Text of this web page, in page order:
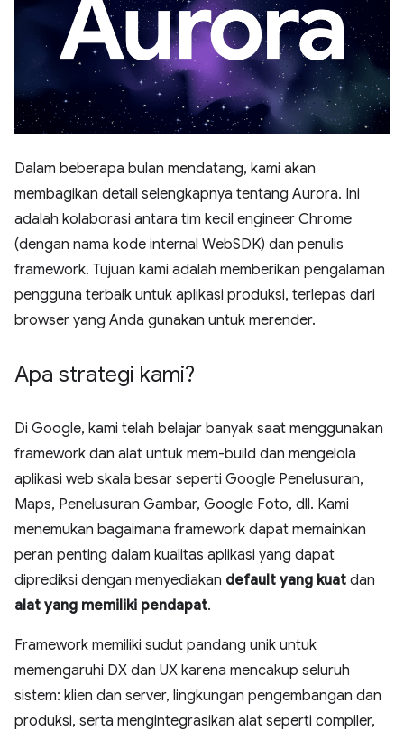
Dalam beberapa bulan mendatang, kami akan
membagikan detail selengkapnya tentang Aurora. Ini
adalah kolaborasi antara tim kecil engineer Chrome
(dengan nama kode internal WebSDK) dan penulis
framework. Tujuan kami adalah memberikan pengalaman
pengguna terbaik untuk aplikasi produksi, terlepas dari
browser yang Anda gunakan untuk merender.
Apa strategi kami?
Di Google, kami telah belajar banyak saat menggunakan
framework dan alat untuk mem-build dan mengelola
aplikasi web skala besar seperti Google Penelusuran,
Maps, Penelusuran Gambar, Google Foto, dll. Kami
menemukan bagaimana framework dapat memainkan
peran penting dalam kualitas aplikasi yang dapat
diprediksi dengan menyediakan default yang kuat dan
alat yang memiliki pendapat.
Framework memiliki sudut pandang unik untuk
memengaruhi DX dan UX karena mencakup seluruh
sistem: klien dan server, lingkungan pengembangan dan
produksi, serta mengintegrasikan alat seperti compiler,